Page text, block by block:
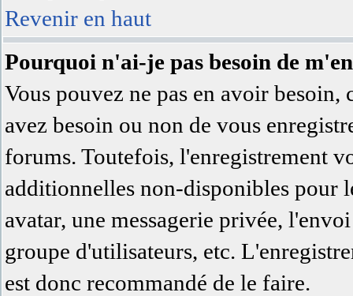
Revenir en haut
Pourquoi n'ai-je pas besoin de
Vous pouvez ne pas en avoir
avez besoin ou non de vous
forums. Toutefois, l'enregistrement
additionnelles non-disponibles pour
avatar, une messagerie privée,
groupe d'utilisateurs, etc.
est donc recommandé de le faire.